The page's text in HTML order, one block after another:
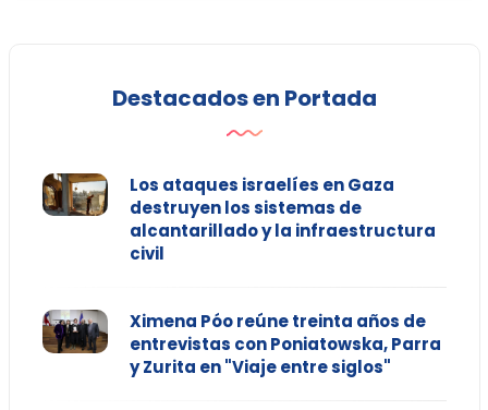
Destacados en Portada
Los ataques israelíes en Gaza
destruyen los sistemas de
alcantarillado y la infraestructura
civil
Ximena Póo reúne treinta años de
entrevistas con Poniatowska, Parra
y Zurita en "Viaje entre siglos"